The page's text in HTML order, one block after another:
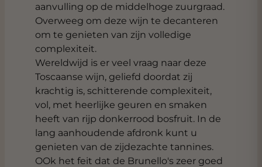
aanvulling op de middelhoge zuurgraad.
Overweeg om deze wijn te decanteren
om te genieten van zijn volledige
complexiteit.
Wereldwijd is er veel vraag naar deze
Toscaanse wijn, geliefd doordat zij
krachtig is, schitterende complexiteit,
vol, met heerlijke geuren en smaken
heeft van rijp donkerrood bosfruit. In de
lang aanhoudende afdronk kunt u
genieten van de zijdezachte tannines.
OOk het feit dat de Brunello's zeer goed